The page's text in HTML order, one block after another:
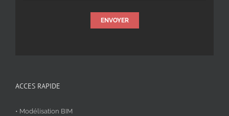
ENVOYER
ACCES RAPIDE
• Modélisation BIM